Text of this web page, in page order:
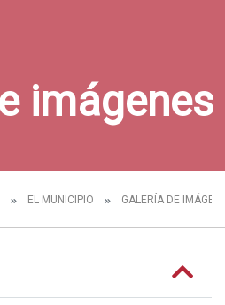
imágenes
EL MUNICIPIO GALERÍA DE